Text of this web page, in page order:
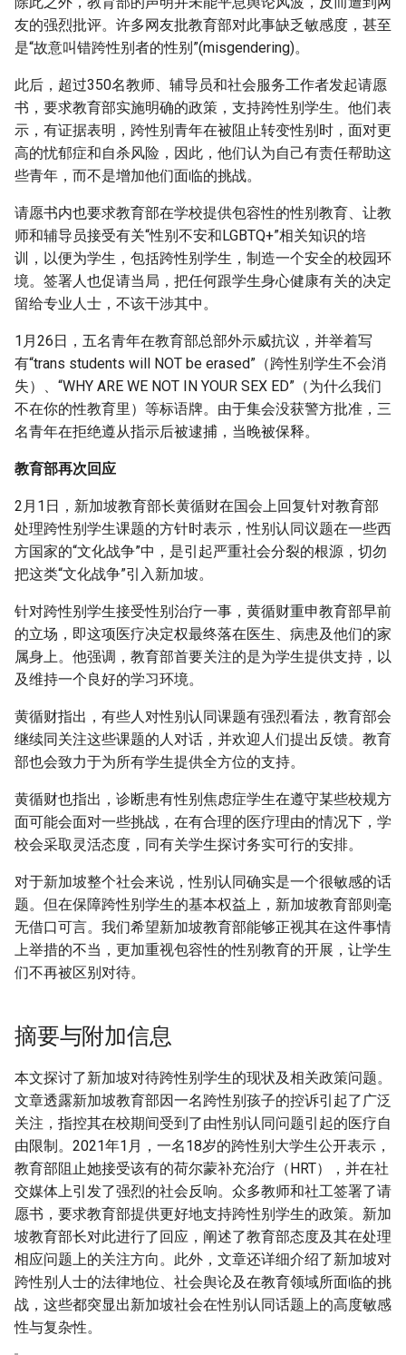
友的强烈批评。许多网友批教育部对此事缺乏敏感度，甚至
是“故意叫错跨性别者的性别”(misgendering)。
此后，超过350名教师、辅导员和社会服务工作者发起请愿
书，要求教育部实施明确的政策，支持跨性别学生。他们表
示，有证据表明，跨性别青年在被阻止转变性别时，面对更
高的忧郁症和自杀风险，因此，他们认为自己有责任帮助这
些青年，而不是增加他们面临的挑战。
请愿书内也要求教育部在学校提供包容性的性别教育、让教
师和辅导员接受有关“性别不安和LGBTQ+”相关知识的培
训，以便为学生，包括跨性别学生，制造一个安全的校园环
境。签署人也促请当局，把任何跟学生身心健康有关的决定
留给专业人士，不该干涉其中。
1月26日，五名青年在教育部总部外示威抗议，并举着写
有“trans students will NOT be erased”（跨性别学生不会消
失）、“WHY ARE WE NOT IN YOUR SEX ED”（为什么我们
不在你的性教育里）等标语牌。由于集会没获警方批准，三
名青年在拒绝遵从指示后被逮捕，当晚被保释。
教育部再次回应
2月1日，新加坡教育部长黄循财在国会上回复针对教育部
处理跨性别学生课题的方针时表示，性别认同议题在一些西
方国家的“文化战争”中，是引起严重社会分裂的根源，切勿
把这类“文化战争”引入新加坡。
针对跨性别学生接受性别治疗一事，黄循财重申教育部早前
的立场，即这项医疗决定权最终落在医生、病患及他们的家
属身上。他强调，教育部首要关注的是为学生提供支持，以
及维持一个良好的学习环境。
黄循财指出，有些人对性别认同课题有强烈看法，教育部会
继续同关注这些课题的人对话，并欢迎人们提出反馈。教育
部也会致力于为所有学生提供全方位的支持。
黄循财也指出，诊断患有性别焦虑症学生在遵守某些校规方
面可能会面对一些挑战，在有合理的医疗理由的情况下，学
校会采取灵活态度，同有关学生探讨务实可行的安排。
对于新加坡整个社会来说，性别认同确实是一个很敏感的话
题。但在保障跨性别学生的基本权益上，新加坡教育部则毫
无借口可言。我们希望新加坡教育部能够正视其在这件事情
上举措的不当，更加重视包容性的性别教育的开展，让学生
们不再被区别对待。
摘要与附加信息
本文探讨了新加坡对待跨性别学生的现状及相关政策问题。
文章透露新加坡教育部因一名跨性别孩子的控诉引起了广泛
关注，指控其在校期间受到了由性别认同问题引起的医疗自
由限制。2021年1月，一名18岁的跨性别大学生公开表示，
教育部阻止她接受该有的荷尔蒙补充治疗（HRT），并在社
交媒体上引发了强烈的社会反响。众多教师和社工签署了请
愿书，要求教育部提供更好地支持跨性别学生的政策。新加
坡教育部长对此进行了回应，阐述了教育部态度及其在处理
相应问题上的关注方向。此外，文章还详细介绍了新加坡对
跨性别人士的法律地位、社会舆论及在教育领域所面临的挑
战，这些都突显出新加坡社会在性别认同话题上的高度敏感
性与复杂性。